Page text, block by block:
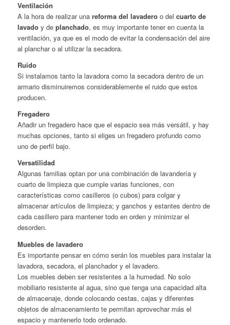
Ventilación
A la hora de realizar una reforma del lavaderoo del cuarto de
lavadoy de planchado, es muy importante tener en cuenta la
ventilación, ya que es el modo de evitar la condensación del aire
al planchar o al utilizar la secadora.
Ruido
Si instalamos tanto la lavadora como la secadora dentro de un
armario disminuiremos considerablemente el ruido que estos
producen.
Fregadero
Añadir un fregadero hace que el espacio sea más versátil, y hay
muchas opciones, tanto si eliges un fregadero profundo como
uno de perfil bajo.
Versatilidad
Algunas familias optan por una combinación de lavandería y
cuarto de limpieza que cumple varias funciones, con
características como casilleros (o cubos) para colgar y
almacenar artículos de limpieza; y ganchos y estantes dentro de
cada casillero para mantener todo en orden y minimizar el
desorden.
Muebles de lavadero
Es importante pensar en cómo serán los muebles para instalar la
lavadora, secadora, el planchador y el lavadero.
Los muebles deben ser resistentes a la humedad. No solo
mobiliario resistente al agua, sino que tenga una capacidad alta
de almacenaje, donde colocando cestas, cajas y diferentes
objetos de almacenamiento te permitan aprovechar más el
espacio y mantenerlo todo ordenado.